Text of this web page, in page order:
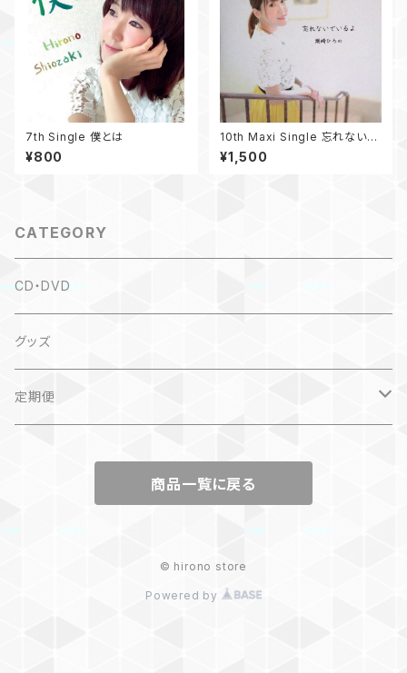
7th Single 僕とは
¥800
10th Maxi Single 忘れないで
いるよ
¥1,500
CATEGORY
CD・DVD
グッズ
定期便
商品一覧に戻る
© hirono store
Powered by